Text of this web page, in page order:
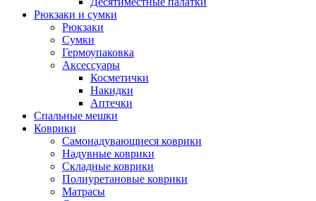
Рюкзаки и сумки
Рюкзаки
Сумки
Гермоупаковка
Аксессуары
Косметички
Накидки
Аптечки
Спальные мешки
Коврики
Самонадувающиеся коврики
Надувные коврики
Складные коврики
Полиуретановые коврики
Матрасы